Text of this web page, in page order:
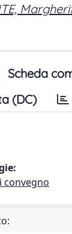
Scheda
(DC)
convegno